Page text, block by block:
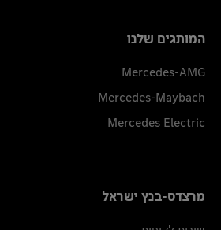
המותגים שלנו
Mercedes-AMG
Mercedes-Maybach
Mercedes Electric
מרצדס-בנץ ישראל